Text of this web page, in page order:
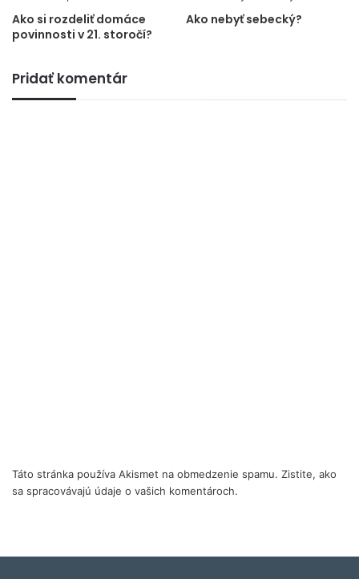
Ako si rozdeliť domáce
povinnosti v 21. storočí?
Ako nebyť sebecký?
Pridať komentár
Táto stránka používa Akismet na obmedzenie spamu. Zistite, ako
sa spracovávajú údaje o vašich komentároch.